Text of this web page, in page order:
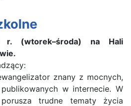
r. (wtorek–środa) na Hali
znany z mocnych,
w internecie. W
porusza trudne tematy życia